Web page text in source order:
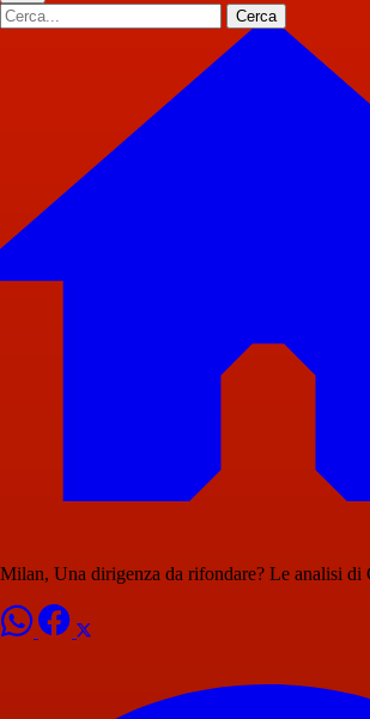
Cerca
Milan, Una dirigenza da rifondare? Le analisi di